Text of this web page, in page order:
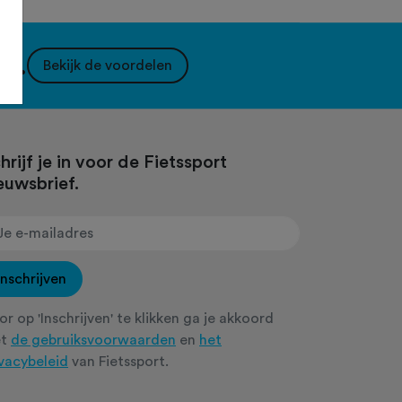
Bekijk de voordelen
je in voor de Fietssport
Inschrijven
op 'Inschrijven' te klikken ga je akkoord
de gebruiksvoorwaarden en het
van Fietssport.